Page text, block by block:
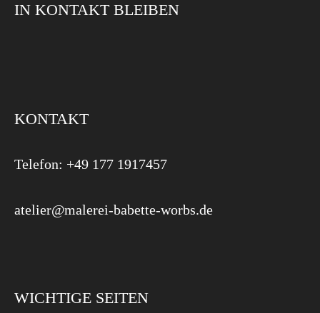
IN KONTAKT BLEIBEN
KONTAKT
Telefon: +49 177 1917457
atelier@malerei-babette-worbs.de
WICHTIGE SEITEN